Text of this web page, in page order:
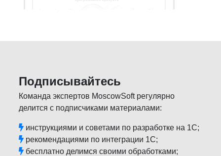
Подписывайтесь
Команда экспертов MoscowSoft регулярно
делится с подписчиками материалами:
инструкциями и советами по разработке на 1С;
рекомендациями по интеграции 1С;
бесплатно делимся своими обработками;